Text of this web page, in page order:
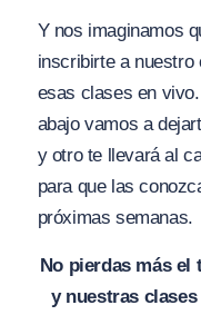
Y nos imaginamos
inscribirte a nuestro
esas clases en
abajo vamos a
y otro te llevará al
para que las
próximas semanas.
No pierdas más el
y nuestras